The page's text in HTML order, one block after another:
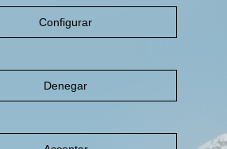
Configurar
Denegar